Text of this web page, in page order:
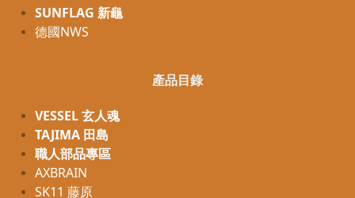
SUNFLAG 新龜
德國NWS
產品目錄
VESSEL 玄人魂
TAJIMA 田島
職人部品專區
AXBRAIN
SK11 藤原